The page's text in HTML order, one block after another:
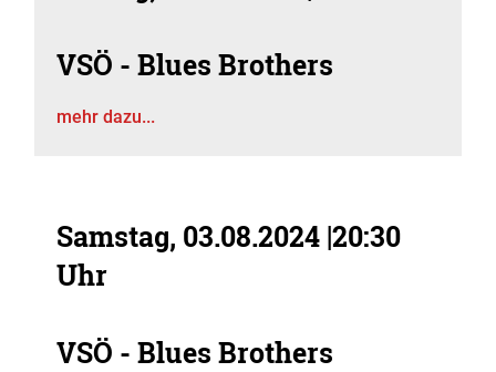
VSÖ - Blues Brothers
mehr dazu...
Samstag, 03.08.2024 |20:30
Uhr
VSÖ - Blues Brothers